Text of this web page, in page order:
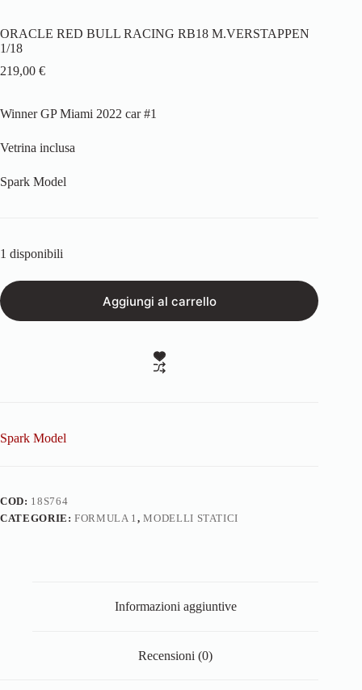
ORACLE RED BULL RACING RB18 M.VERSTAPPEN
1/18
219,00 €
Winner GP Miami 2022 car #1
Vetrina inclusa
Spark Model
1 disponibili
Aggiungi al carrello
Spark Model
COD: 18S764
CATEGORIE:FORMULA 1,MODELLI STATICI
Informazioni aggiuntive
Recensioni (0)